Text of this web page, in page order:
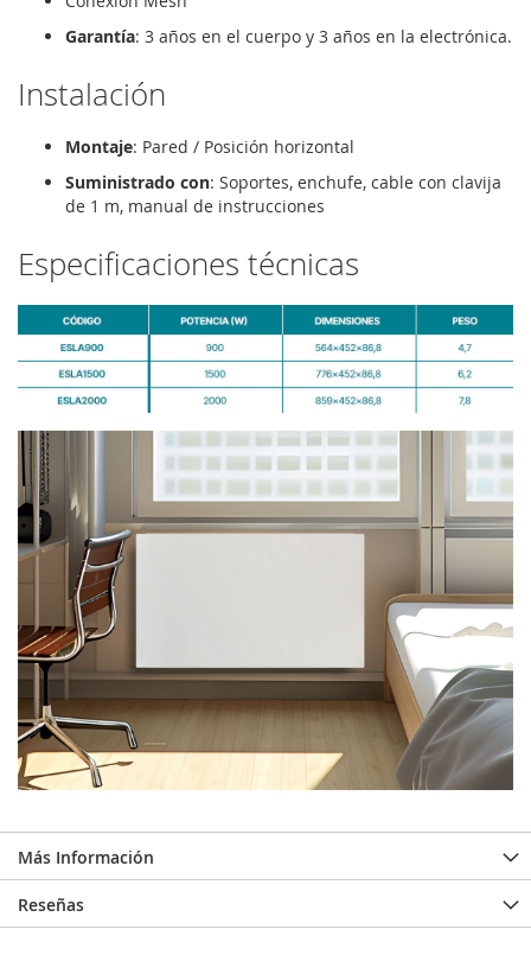
Garantía: 3 años en el cuerpo y 3 años en la electrónica.
Instalación
Montaje: Pared / Posición horizontal
Suministrado con: Soportes, enchufe, cable con clavija
de 1 m, manual de instrucciones
Especificaciones técnicas
Más Información
Reseñas